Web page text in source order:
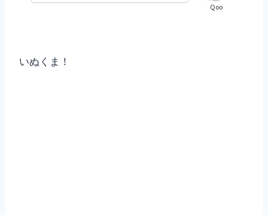
Qoo
いぬくま！